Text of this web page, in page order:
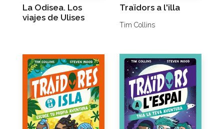
La Odisea. Los
viajes de Ulises
Traïdors a l'illa
Tim Collins